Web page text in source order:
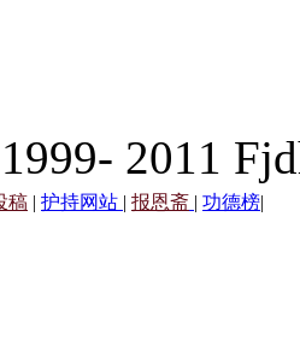
2011
稿 | 护持网站 | 报恩斋 | 功德榜|